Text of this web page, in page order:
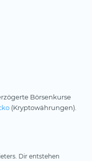
Börsenkurse
(Kryptowährungen).
Dir entstehen